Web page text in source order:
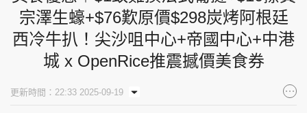
集團旗下品牌
宗澤生蠔+$76歎原價$298炭烤阿根廷
西冷牛扒！尖沙咀中心+帝國中心+中港
城 x OpenRice推震撼價美食券
更新時間：22:33 2025-09-19